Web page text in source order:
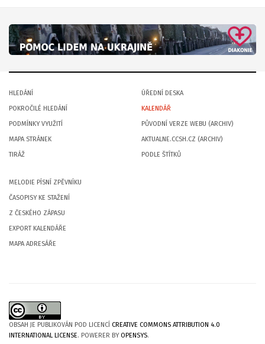
HLEDÁNÍ
POKROČILÉ HLEDÁNÍ
PODMÍNKY VYUŽITÍ
MAPA STRÁNEK
TIRÁŽ
ÚŘEDNÍ DESKA
KALENDÁŘ
PŮVODNÍ VERZE WEBU (ARCHIV)
AKTUALNE.CCSH.CZ (ARCHIV)
PODLE ŠTÍTKŮ
MELODIE PÍSNÍ ZPĚVNÍKU
ČASOPISY KE STAŽENÍ
Z ČESKÉHO ZÁPASU
EXPORT KALENDÁŘE
MAPA ADRESÁŘE
OBSAH JE PUBLIKOVÁN POD LICENCÍ CREATIVE COMMONS ATTRIBUTION 4.0
INTERNATIONAL LICENSE. POWERER BYOPENSYS.